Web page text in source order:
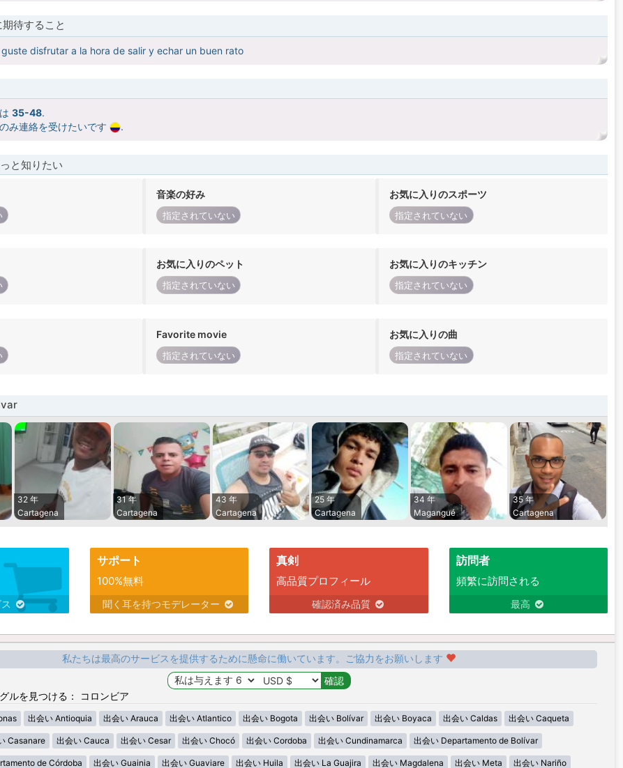
待すること
disfrutar a la hora de salir y echar un buen rato
35-48.
み連絡を受けたいです
.
と知りたい
音楽の好み
指定されていない
お気に入りのスポーツ
指定されていない
お気に入りのペット
指定されていない
お気に入りのキッチン
指定されていない
Favorite movie
指定されていない
お気に入りの曲
指定されていない
32 年
Cartagena
31 年
Cartagena
43 年
Cartagena
25 年
Cartagena
34 年
Magangué
35 年
Cartagena
サポート
100%無料
聞く耳を持つモデレーター
真剣
高品質プロフィール
確認済み品質
訪問者
頻繁に訪問される
最高
私たちは最高のサービスを提供するために懸命に働いています。ご協力をお願いします
ルを見つける： コロンビア
出会い Antioquia 出会い Arauca 出会い Atlantico 出会い Bogota 出会い Bolívar 出会い Boyaca 出会い Caldas 出会い Caqueta
Casanare 出会い Cauca 出会い Cesar 出会い Chocó 出会い Cordoba 出会い Cundinamarca 出会い Departamento de Bolívar
de Córdoba 出会い Guainia 出会い Guaviare 出会い Huila 出会い La Guajira 出会い Magdalena 出会い Meta 出会い Nariño